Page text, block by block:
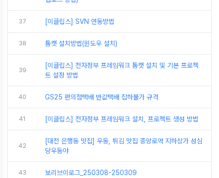
37 [이클립스] SVN 연동방법
38 톰캣 설치방법(윈도우 설치)
39
[이클립스] 전자정부 프레임워크 톰캣 설치 및 기본 프로젝
트 설정 방법
40 GS25 편의점택배 반값택배 집하불가 규격
41 [이클립스] 전자정부 프레임워크 설치, 프로젝트 생성 방법
42
[대전 은행동 맛집] 우동, 튀김 맛집 중앙로역 지하상가 성심
당우동야
43 보리브이로그_250308-250309